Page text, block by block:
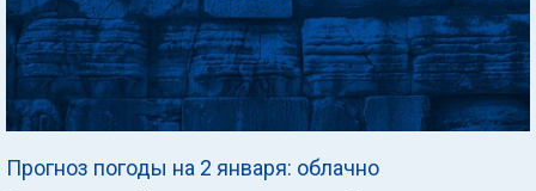
Прогноз погоды на 2 января: облачно